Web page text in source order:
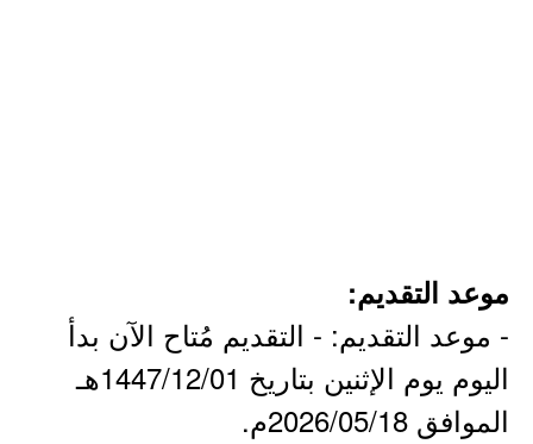
موعد التقديم:
- موعد التقديم: - التقديم مُتاح الآن بدأ
اليوم يوم الإثنين بتاريخ 1447/12/01هـ
الموافق 2026/05/18م.